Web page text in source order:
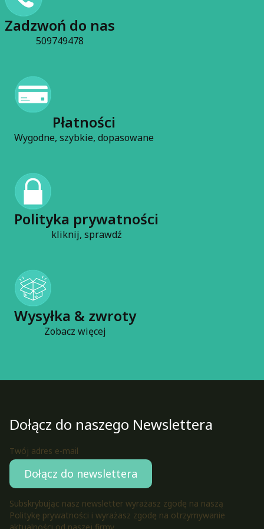
Czytaj całość
Zadzwoń do nas
509749478
Płatności
Wygodne, szybkie, dopasowane
Polityka prywatności
kliknij, sprawdź
Wysyłka & zwroty
Zobacz więcej
Dołącz do naszego Newslettera
Twój adres e-mail
Dołącz do newslettera
Subskrybując nasz newsletter wyrażasz zgodę na naszą
Politykę prywatności i wyrażasz zgodę na otrzymywanie